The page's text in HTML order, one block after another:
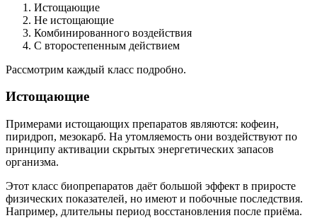
Истощающие
Не истощающие
Комбинированного воздействия
С второстепенным действием
Рассмотрим каждый класс подробно.
Истощающие
Примерами истощающих препаратов являются: кофеин,
пиридроп, мезокарб. На утомляемость они воздействуют по
принципу активации скрытых энергетических запасов
организма.
Этот класс биопрепаратов даёт большой эффект в приросте
физических показателей, но имеют и побочные последствия.
Например, длительны период восстановления после приёма.